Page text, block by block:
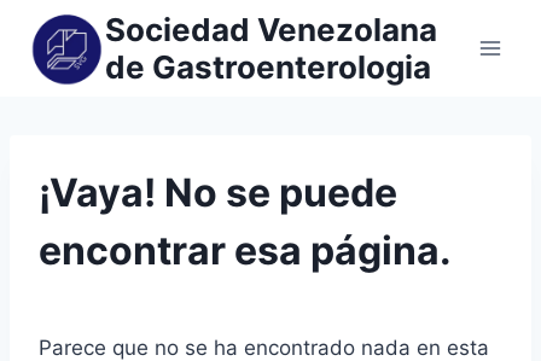
Sociedad Venezolana
de Gastroenterologia
¡Vaya! No se puede
encontrar esa página.
Parece que no se ha encontrado nada en esta